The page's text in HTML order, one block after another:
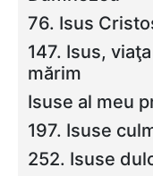
76. Isus
147. Isus,
mărim
Isuse al meu
197. Isuse
252. Isuse